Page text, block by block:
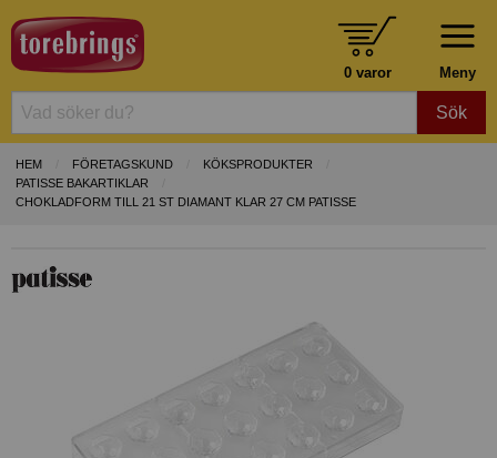
Meny
0 varor
Sök
HEM FÖRETAGSKUND
KÖKSPRODUKTER
PATISSE BAKARTIKLAR
CHOKLADFORM TILL 21 ST DIAMANT KLAR 27 CM PATISSE